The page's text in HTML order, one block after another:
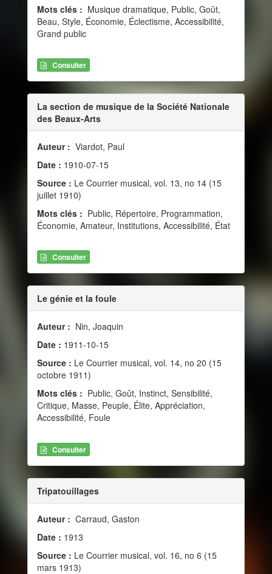
Mots clés : Musique dramatique, Public, Goût,
Beau, Style, Économie, Éclectisme, Accessibilité,
Grand public
Consulter
La section de musique de la Société Nationale
des Beaux-Arts
Auteur : Viardot, Paul
Date : 1910-07-15
Source : Le Courrier musical, vol. 13, no 14 (15
juillet 1910)
Mots clés : Public, Répertoire, Programmation,
Économie, Amateur, Institutions, Accessibilité, État
Consulter
Le génie et la foule
Auteur : Nin, Joaquin
Date : 1911-10-15
Source : Le Courrier musical, vol. 14, no 20 (15
octobre 1911)
Mots clés : Public, Goût, Instinct, Sensibilité,
Critique, Masse, Peuple, Élite, Appréciation,
Accessibilité, Foule
Consulter
Tripatouillages
Auteur : Carraud, Gaston
Date : 1913
Source : Le Courrier musical, vol. 16, no 6 (15
mars 1913)